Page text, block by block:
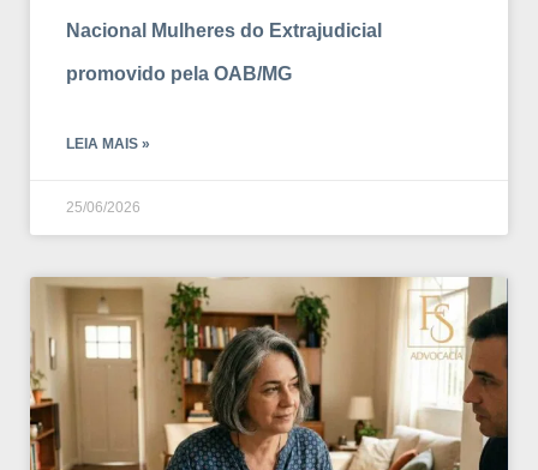
Nacional Mulheres do Extrajudicial
promovido pela OAB/MG
LEIA MAIS »
25/06/2026